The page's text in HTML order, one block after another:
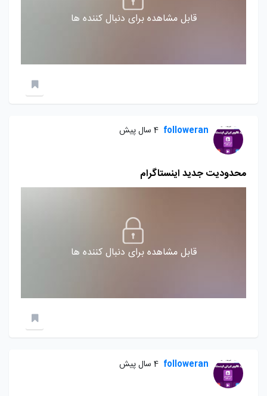
قابل مشاهده برای دنبال کننده ها
followeran 4 سال پیش
محدودیت جدید اینستاگرام
قابل مشاهده برای دنبال کننده ها
followeran 4 سال پیش